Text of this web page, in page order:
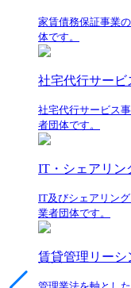
家賃債務保証事業
体です。
社宅代行サービ
社宅代行サービス
者団体です。
IT・シェアリン
IT及びシェアリン
業者団体です。
賃貸管理リーシ